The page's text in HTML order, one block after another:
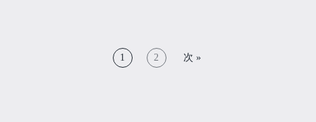
1 2 次 »